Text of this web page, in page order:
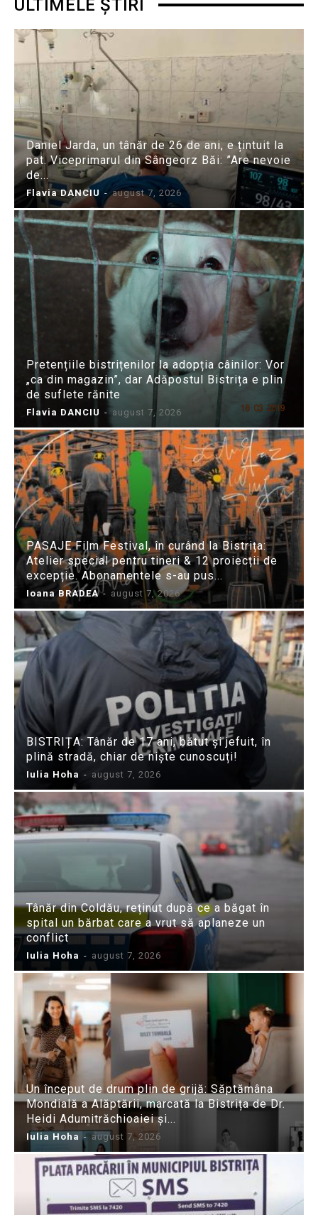
ULTIMELE ȘTIRI
Daniel Jarda, un tânăr de 26 de ani, e țintuit la
pat. Viceprimarul din Sângeorz Băi: ”Are nevoie
de...
Flavia DANCIU - august 7, 2026
Pretențiile bistrițenilor la adopția câinilor: Vor
„ca din magazin”, dar Adăpostul Bistrița e plin
de suflete rănite
Flavia DANCIU - august 7, 2026
PASAJE Film Festival, în curând la Bistrița:
Atelier special pentru tineri & 12 proiecții de
excepție. Abonamentele s-au pus...
Ioana BRADEA - august 7, 2026
BISTRIȚA: Tânăr de 17 ani, bătut și jefuit, în
plină stradă, chiar de niște cunoscuți!
Iulia Hoha - august 7, 2026
Tânăr din Coldău, reținut după ce a băgat în
spital un bărbat care a vrut să aplaneze un
conflict
Iulia Hoha - august 7, 2026
Un început de drum plin de grijă: Săptămâna
Mondială a Alăptării, marcată la Bistrița de Dr.
Heidi Adumitrăchioaiei și...
Iulia Hoha - august 7, 2026